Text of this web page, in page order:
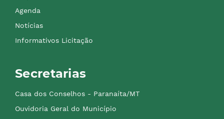
Agenda
Notícias
Informativos Licitação
Secretarias
Casa dos Conselhos - Paranaíta/MT
Ouvidoria Geral do Município